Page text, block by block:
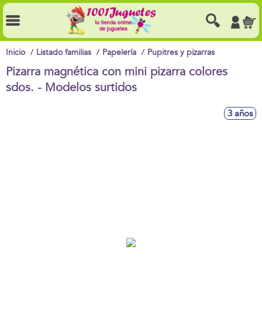
Inicio Listado familias Papelería Pupitres y pizarras
Pizarra magnética con mini pizarra colores
sdos. - Modelos surtidos
3 años